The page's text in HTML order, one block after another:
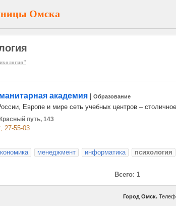
Омска
академия Образование
Европе и мире сеть учебных центров –
путь, 143
27-55-03
менеджмент информатика психология
Всего: 1
Город Омск.